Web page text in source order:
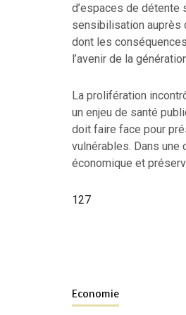
d’espaces de détente
sensibilisation auprès
dont les
l’avenir de la
La prolifération
un enjeu de santé
doit faire face pour
vulnérables. Dans une
économique et
127
Economie